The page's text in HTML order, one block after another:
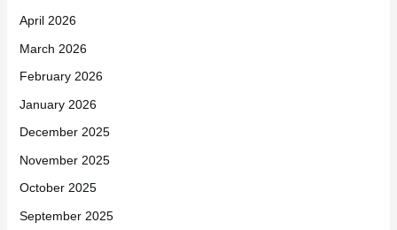
April 2026
March 2026
February 2026
January 2026
December 2025
November 2025
October 2025
September 2025